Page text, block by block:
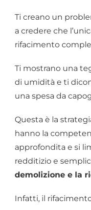
Ti creano un
a credere che
rifacimento
Ti mostrano una
di umidità e ti
una spesa da
Questa è la
hanno la
approfondita e si
redditizio e
demolizione e la
Infatti, il